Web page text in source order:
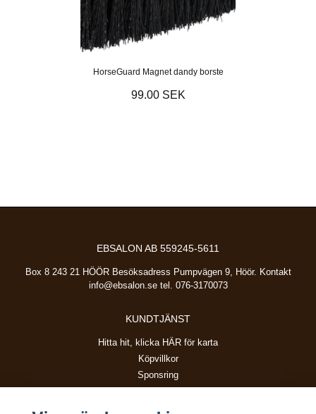
HorseGuard Magnet dandy borste
99.00 SEK
EBSALON AB 559245-5611
Box 8 243 21 HÖÖR Besöksadress Pumpvägen 9, Höör. Kontakt
info@ebsalon.setel. 076-3170073
KUNDTJÄNST
Hitta hit, klicka HÄR för karta
Köpvillkor
Sponsring